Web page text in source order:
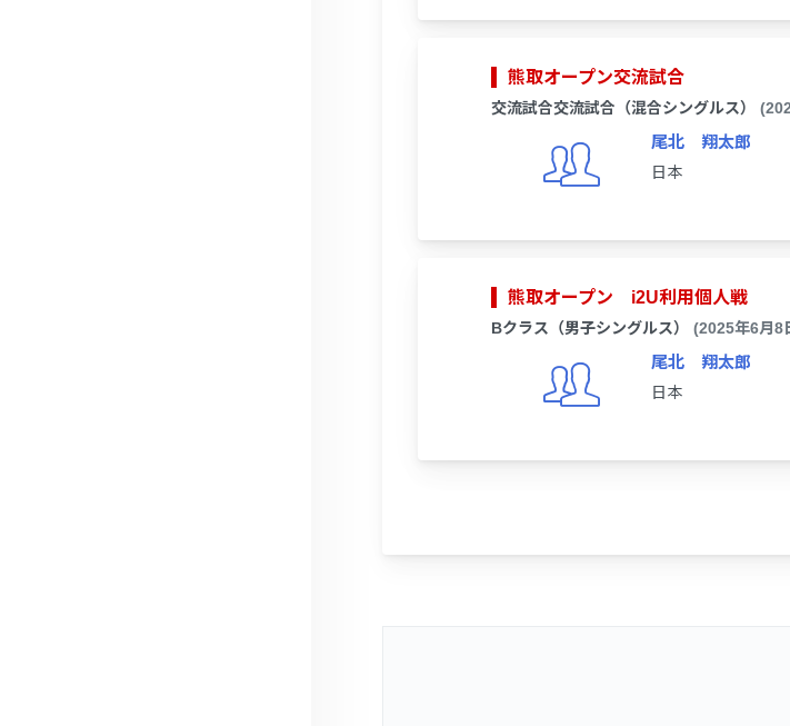
熊取オープン交流試合
交流試合交流試合（混合シングルス）
尾北 翔太郎
日本
熊取オープン i2U利用個人戦
Bクラス（男子シングルス） (2025年6月8
尾北 翔太郎
日本